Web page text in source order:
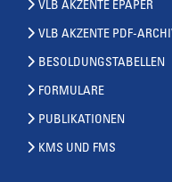
VLB AKZENTE EPAPER
VLB AKZENTE PDF-
BESOLDUNGSTABELLEN
FORMULARE
PUBLIKATIONEN
KMS UND FMS